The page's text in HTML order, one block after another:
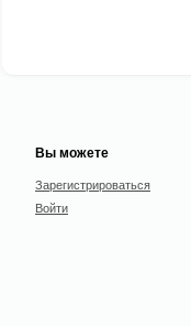
Вы можете
Зарегистрироваться
Войти